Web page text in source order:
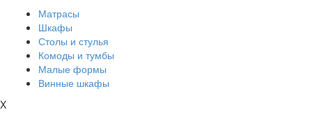
Матрасы
Шкафы
Столы и стулья
Комоды и тумбы
Малые формы
Винные шкафы
X